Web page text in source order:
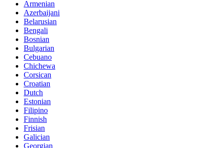
Armenian
Azerbaijani
Belarusian
Bengali
Bosnian
Bulgarian
Cebuano
Chichewa
Corsican
Croatian
Dutch
Estonian
Filipino
Finnish
Frisian
Galician
Georgian